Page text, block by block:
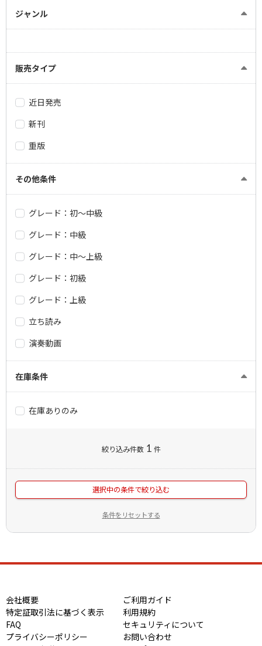
ジャンル
販売タイプ
近日発売
新刊
重版
その他条件
グレード：初～中級
グレード：中級
グレード：中～上級
グレード：初級
グレード：上級
立ち読み
演奏動画
在庫条件
在庫ありのみ
絞り込み件数 1 件
選択中の条件で絞り込む
条件をリセットする
会社概要
ご利用ガイド
特定証取引法に基づく表示
利用規約
FAQ
セキュリティについて
プライバシーポリシー
お問い合わせ